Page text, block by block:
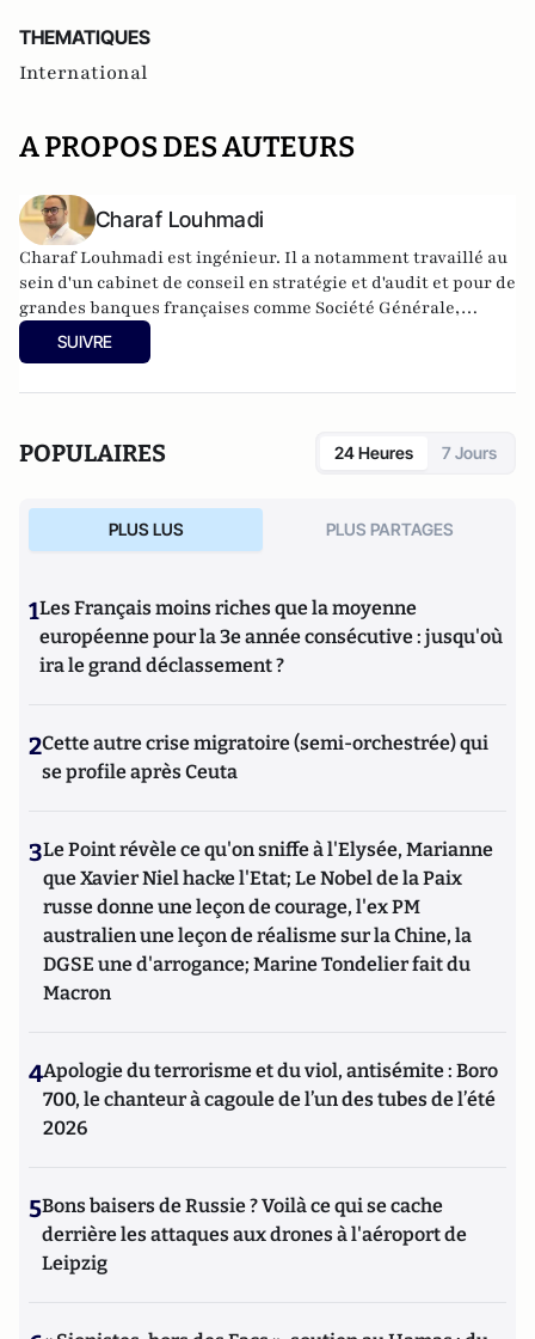
THEMATIQUES
International
A PROPOS DES AUTEURS
Charaf Louhmadi
Charaf Louhmadi est ingénieur. Il a notamment travaillé au
sein d'un cabinet de conseil en stratégie et d'audit et pour de
grandes banques françaises comme Société Générale,
Natixis, Crédit Agricole et BPCE SA à travers des missions en
analyse quantitative, ALM, risques de
SUIVRE
POPULAIRES 24 Heures 7 Jours
PLUS LUS PLUS PARTAGES
1Les Français moins riches que la moyenne
européenne pour la 3e année consécutive : jusqu'où
ira le grand déclassement ?
2Cette autre crise migratoire (semi-orchestrée) qui
se profile après Ceuta
3Le Point révèle ce qu'on sniffe à l'Elysée, Marianne
que Xavier Niel hacke l'Etat; Le Nobel de la Paix
russe donne une leçon de courage, l'ex PM
australien une leçon de réalisme sur la Chine, la
DGSE une d'arrogance; Marine Tondelier fait du
Macron
4Apologie du terrorisme et du viol, antisémite : Boro
700, le chanteur à cagoule de l’un des tubes de l’été
2026
5Bons baisers de Russie ? Voilà ce qui se cache
derrière les attaques aux drones à l'aéroport de
Leipzig